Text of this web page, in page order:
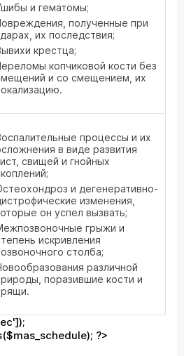
и гематомы;
полученные при
их последствия;
крестца;
копчиковой кости без
и со смещением, их
процессы и их
в виде развития
свищей и гнойных
и дегенеративно-
изменения,
он успел вызвать;
грыжи и
искривления
столба;
различной
поразившие кости и
?>